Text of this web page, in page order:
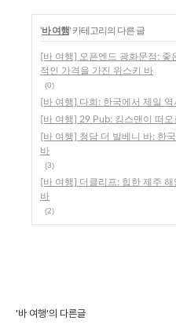
'바 여행' 카테고리의 다른 글
[바 여행] 오픈엔드 광화문점: 좋
적인 가격을 가진 위스키 바
(0)
[바 여행] 다희: 한국에서 제일
[바 여행] 29 Pub: 킹스맨이 떠오
[바 여행] 청담 더 발베니 바: 한
바
(3)
[바 여행] 더클리프: 힙한 제주
바
(2)
'바 여행'의 다른글